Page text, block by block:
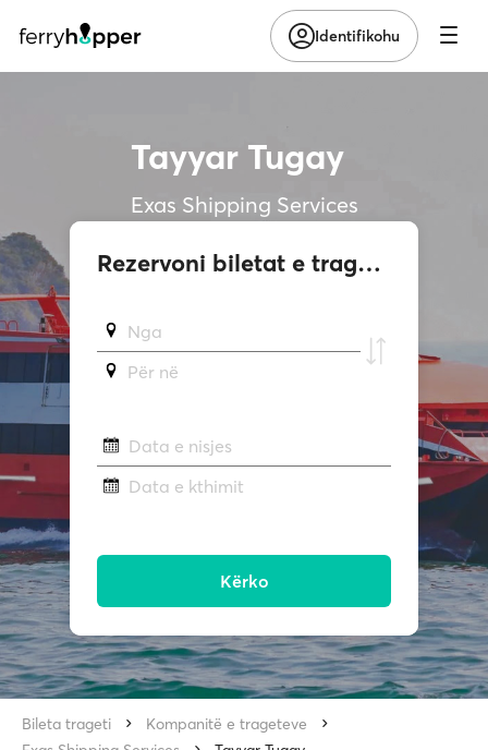
Identifikohu
Tayyar Tugay
Exas Shipping Services
Rezervoni biletat e tragetit
Nga
Për në
Data e nisjes
Data e kthimit
Kërko
Bileta trageti
Kompanitë e trageteve